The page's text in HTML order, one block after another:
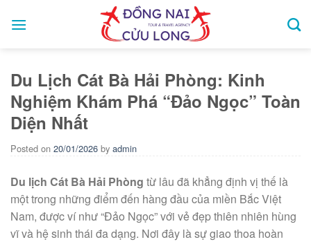
Du Lịch Cát Bà Hải Phòng: Kinh
Nghiệm Khám Phá “Đảo Ngọc” Toàn
Diện Nhất
Posted on 20/01/2026 by admin
Du lịch Cát Bà Hải Phòng từ lâu đã khẳng định vị thế là
một trong những điểm đến hàng đầu của miền Bắc Việt
Nam, được ví như “Đảo Ngọc” với vẻ đẹp thiên nhiên hùng
vĩ và hệ sinh thái đa dạng. Nơi đây là sự giao thoa hoàn